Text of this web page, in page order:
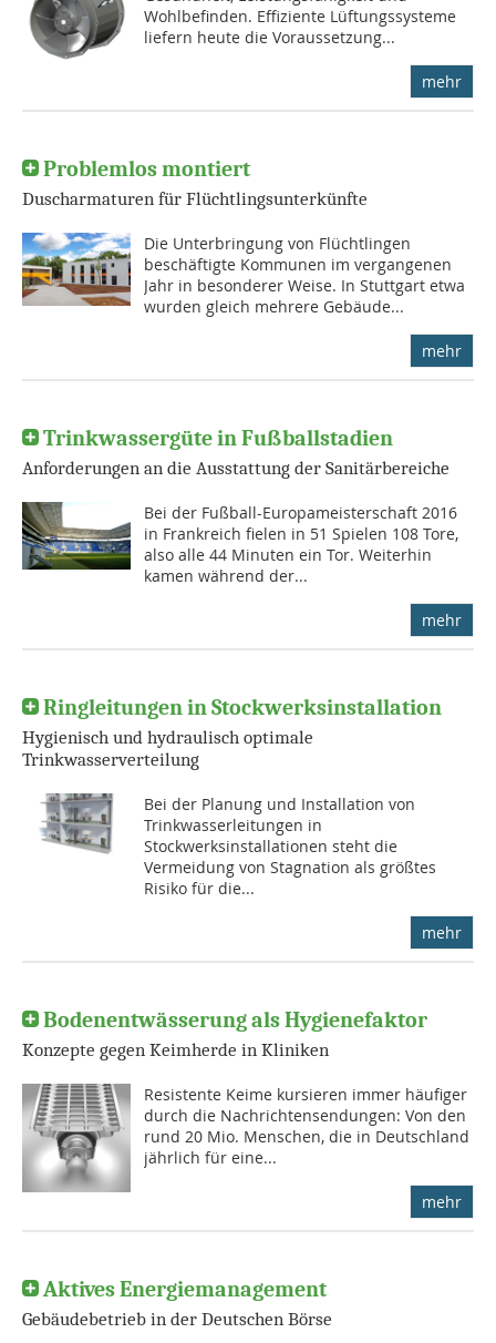
Wohlbefinden. Effiziente Lüftungssysteme
liefern heute die Voraussetzung...
mehr
Problemlos montiert
Duscharmaturen für Flüchtlingsunterkünfte
Die Unterbringung von Flüchtlingen
beschäftigte Kommunen im vergangenen
Jahr in besonderer Weise. In Stuttgart etwa
wurden gleich mehrere Gebäude...
mehr
Trinkwassergüte in Fußballstadien
Anforderungen an die Ausstattung der Sanitärbereiche
Bei der Fußball-Europameisterschaft 2016
in Frankreich fielen in 51 Spielen 108 Tore,
also alle 44 Minuten ein Tor. Weiterhin
kamen während der...
mehr
Ringleitungen in Stockwerksinstallation
Hygienisch und hydraulisch optimale
Trinkwasserverteilung
Bei der Planung und Installation von
Trinkwasserleitungen in
Stockwerksinstallationen steht die
Vermeidung von Stagnation als größtes
Risiko für die...
mehr
Bodenentwässerung als Hygienefaktor
Konzepte gegen Keimherde in Kliniken
Resistente Keime kursieren immer häufiger
durch die Nachrichtensendungen: Von den
rund 20 Mio. Menschen, die in Deutschland
jährlich für eine...
mehr
Aktives Energiemanagement
Gebäudebetrieb in der Deutschen Börse